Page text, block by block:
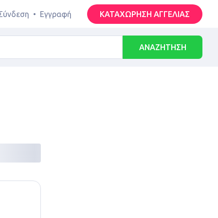
• Εγγραφή ΚΑΤΑΧΩΡΗΣΗ ΑΓΓΕΛΙΑΣ
ΑΝΑΖΗΤΗΣΗ